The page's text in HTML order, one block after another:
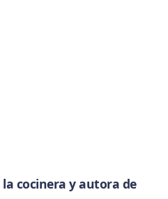
la cocinera y autora de